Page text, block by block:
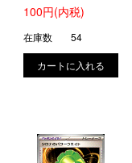
100円(内税)
在庫数 54